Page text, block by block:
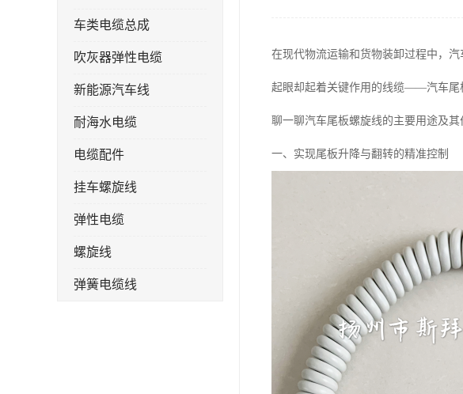
车类电缆总成
吹灰器弹性电缆
新能源汽车线
耐海水电缆
电缆配件
挂车螺旋线
弹性电缆
螺旋线
弹簧电缆线
在现代物流运输和货物装卸过程中，
起眼却起着关键作用的线缆——汽车尾
聊一聊汽车尾板螺旋线的主要用途及其
一、实现尾板升降与翻转的精准控制